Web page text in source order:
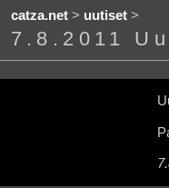
catza.net> uutiset>
7.8.2011